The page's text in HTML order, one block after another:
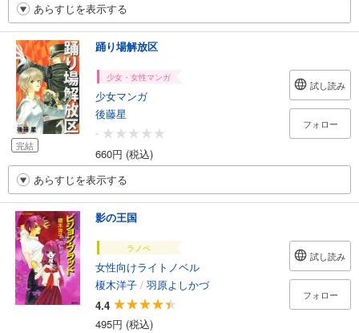
あらすじを表示する
完結
踊り場解放区
少女・女性マンガ
少女マンガ
後藤星
-
660円 (税込)
試し読み
フォロー
あらすじを表示する
影の王国
ラノベ
女性向けライトノベル
榎木洋子 / 羽原よしかづ
4.4
495円 (税込)
試し読み
フォロー